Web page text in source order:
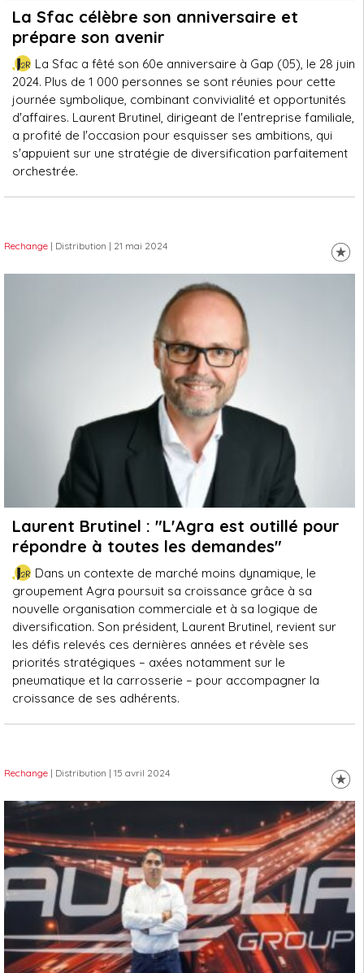
La Sfac célèbre son anniversaire et
prépare son avenir
La Sfac a fêté son 60e anniversaire à Gap (05), le 28 juin
2024. Plus de 1 000 personnes se sont réunies pour cette
journée symbolique, combinant convivialité et opportunités
d'affaires. Laurent Brutinel, dirigeant de l'entreprise familiale,
a profité de l'occasion pour esquisser ses ambitions, qui
s'appuient sur une stratégie de diversification parfaitement
orchestrée.
Rechange | Distribution | 21 mai 2024
Laurent Brutinel : "L'Agra est outillé pour
répondre à toutes les demandes"
Dans un contexte de marché moins dynamique, le
groupement Agra poursuit sa croissance grâce à sa
nouvelle organisation commerciale et à sa logique de
diversification. Son président, Laurent Brutinel, revient sur
les défis relevés ces dernières années et révèle ses
priorités stratégiques – axées notamment sur le
pneumatique et la carrosserie – pour accompagner la
croissance de ses adhérents.
Rechange | Distribution | 15 avril 2024